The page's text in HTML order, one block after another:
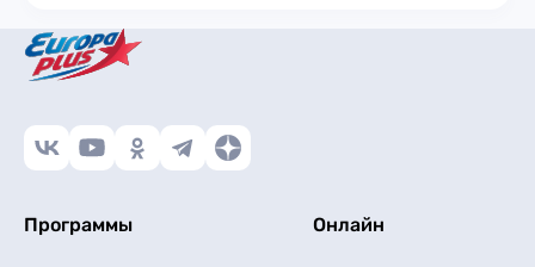
Программы Онлайн